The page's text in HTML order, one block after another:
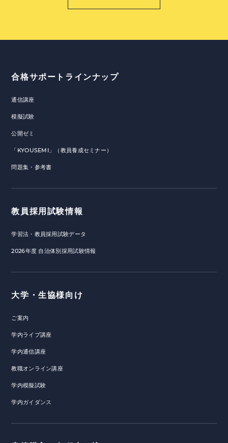
合格サポートラインナップ
通信講座
模擬試験
公開ゼミ
「KYOUSEMI」（教員養成セミナー）
問題集・参考書
教員採用試験情報
学習法・教員採用試験データ
2026年度 自治体別採用試験情報
大学・生協様向け
ご案内
学内ライブ講座
学内通信講座
教職オンライン講座
学内模擬試験
学内ガイダンス